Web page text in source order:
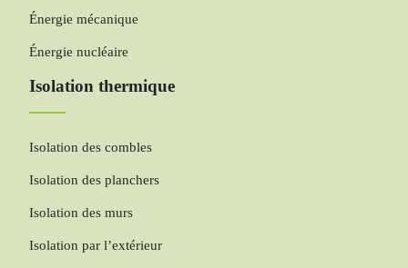
Énergie mécanique
Énergie nucléaire
Isolation thermique
Isolation des combles
Isolation des planchers
Isolation des murs
Isolation par l’extérieur